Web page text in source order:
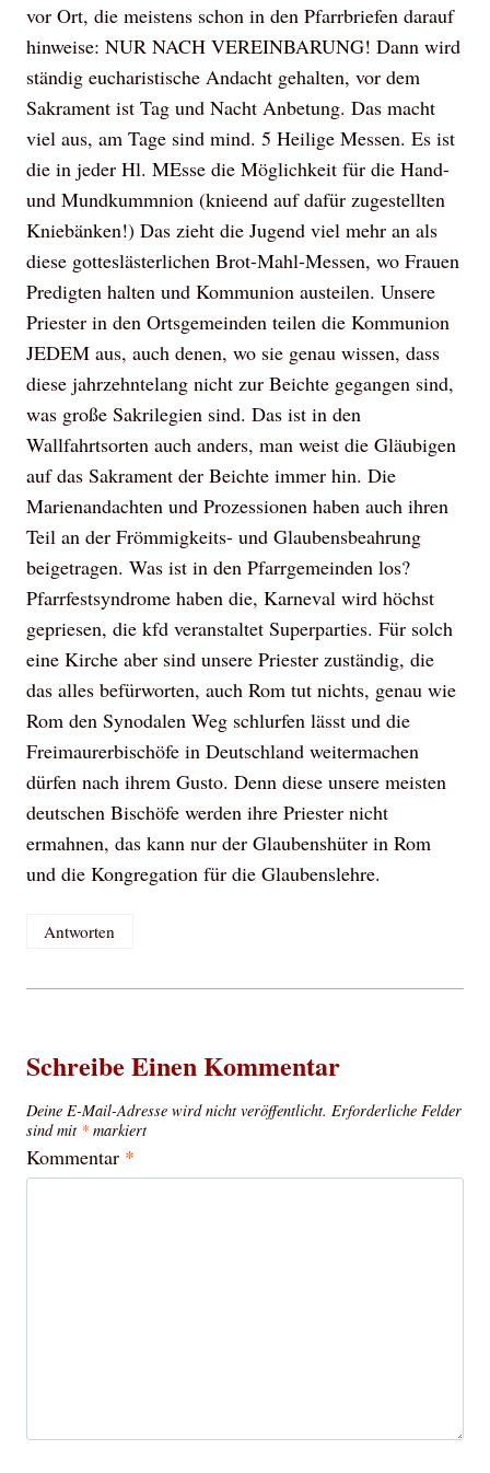
vor Ort, die meistens schon in den Pfarrbriefen darauf
hinweise: NUR NACH VEREINBARUNG! Dann wird
ständig eucharistische Andacht gehalten, vor dem
Sakrament ist Tag und Nacht Anbetung. Das macht
viel aus, am Tage sind mind. 5 Heilige Messen. Es ist
die in jeder Hl. MEsse die Möglichkeit für die Hand-
und Mundkummnion (knieend auf dafür zugestellten
Kniebänken!) Das zieht die Jugend viel mehr an als
diese gotteslästerlichen Brot-Mahl-Messen, wo Frauen
Predigten halten und Kommunion austeilen. Unsere
Priester in den Ortsgemeinden teilen die Kommunion
JEDEM aus, auch denen, wo sie genau wissen, dass
diese jahrzehntelang nicht zur Beichte gegangen sind,
was große Sakrilegien sind. Das ist in den
Wallfahrtsorten auch anders, man weist die Gläubigen
auf das Sakrament der Beichte immer hin. Die
Marienandachten und Prozessionen haben auch ihren
Teil an der Frömmigkeits- und Glaubensbeahrung
beigetragen. Was ist in den Pfarrgemeinden los?
Pfarrfestsyndrome haben die, Karneval wird höchst
gepriesen, die kfd veranstaltet Superparties. Für solch
eine Kirche aber sind unsere Priester zuständig, die
das alles befürworten, auch Rom tut nichts, genau wie
Rom den Synodalen Weg schlurfen lässt und die
Freimaurerbischöfe in Deutschland weitermachen
dürfen nach ihrem Gusto. Denn diese unsere meisten
deutschen Bischöfe werden ihre Priester nicht
ermahnen, das kann nur der Glaubenshüter in Rom
und die Kongregation für die Glaubenslehre.
Antworten
Schreibe Einen Kommentar
Deine E-Mail-Adresse wird nicht veröffentlicht. Erforderliche Felder
sind mit * markiert
Kommentar *